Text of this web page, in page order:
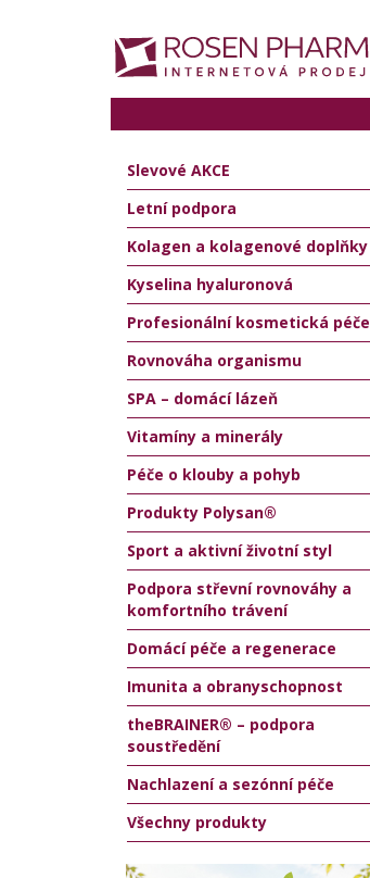
Slevové AKCE
Letní podpora
Kolagen a kolagenové doplňky
Kyselina hyaluronová
Profesionální kosmetická péče
Rovnováha organismu
SPA – domácí lázeň
Vitamíny a minerály
Péče o klouby a pohyb
Produkty Polysan®
Sport a aktivní životní styl
Podpora střevní rovnováhy a
komfortního trávení
Domácí péče a regenerace
Imunita a obranyschopnost
theBRAINER® – podpora
soustředění
Nachlazení a sezónní péče
Všechny produkty